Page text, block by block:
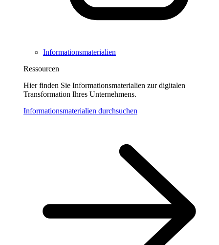
Informationsmaterialien
Ressourcen
Hier finden Sie Informationsmaterialien zur digitalen
Transformation Ihres Unternehmens.
Informationsmaterialien durchsuchen